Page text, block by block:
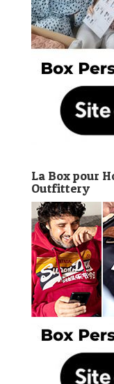
La Box pour
Outfittery